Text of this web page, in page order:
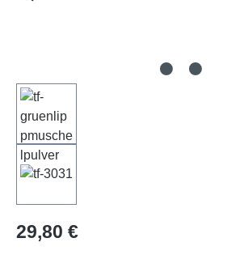
Regulärer Preis:
29,80 €